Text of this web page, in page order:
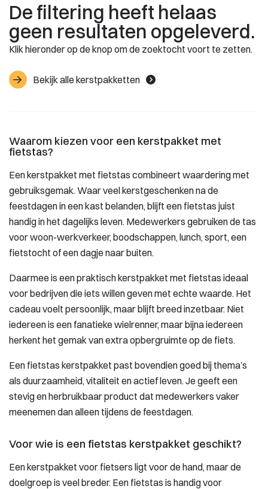
De filtering heeft helaas
geen resultaten opgeleverd.
Klik hieronder op de knop om de zoektocht voort te zetten.
Bekijk alle kerstpakketten
Waarom kiezen voor een kerstpakket met
fietstas?
Een kerstpakket met fietstas combineert waardering met
gebruiksgemak. Waar veel kerstgeschenken na de
feestdagen in een kast belanden, blijft een fietstas juist
handig in het dagelijks leven. Medewerkers gebruiken de tas
voor woon-werkverkeer, boodschappen, lunch, sport, een
fietstocht of een dagje naar buiten.
Daarmee is een praktisch kerstpakket met fietstas ideaal
voor bedrijven die iets willen geven met echte waarde. Het
cadeau voelt persoonlijk, maar blijft breed inzetbaar. Niet
iedereen is een fanatieke wielrenner, maar bijna iedereen
herkent het gemak van extra opbergruimte op de fiets.
Een fietstas kerstpakket past bovendien goed bij thema’s
als duurzaamheid, vitaliteit en actief leven. Je geeft een
stevig en herbruikbaar product dat medewerkers vaker
meenemen dan alleen tijdens de feestdagen.
Voor wie is een fietstas kerstpakket geschikt?
Een kerstpakket voor fietsers ligt voor de hand, maar de
doelgroep is veel breder. Een fietstas is handig voor